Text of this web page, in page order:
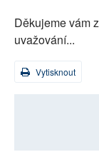
Děkujeme vám
uvažování...
Vytisknout